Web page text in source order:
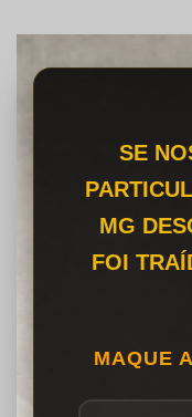
SE
MG
FOI
MAQUE